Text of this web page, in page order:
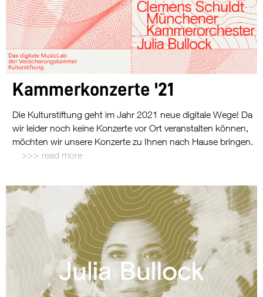
Kammerkonzerte '21
Die Kulturstiftung geht im Jahr 2021 neue digitale Wege! Da
wir leider noch keine Konzerte vor Ort veranstalten können,
möchten wir unsere Konzerte zu Ihnen nach Hause bringen.
read more